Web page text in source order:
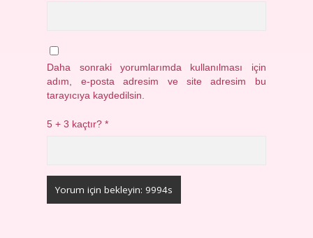
Daha sonraki yorumlarımda kullanılması için
adım, e-posta adresim ve site adresim bu
tarayıcıya kaydedilsin.
5 + 3 kaçtır?*